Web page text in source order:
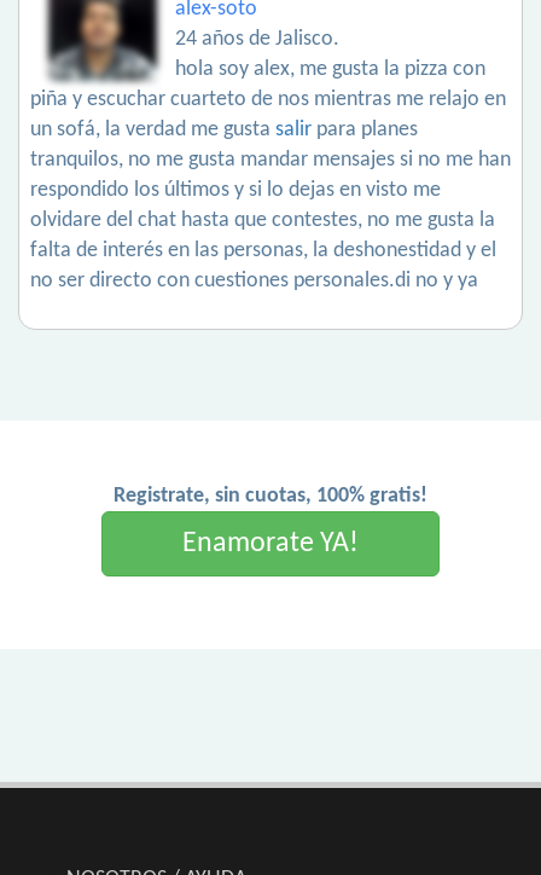
alex-soto
24 años de Jalisco.
hola soy alex, me gusta la pizza con
piña y escuchar cuarteto de nos mientras me relajo en
un sofá, la verdad me gusta salir para planes
tranquilos, no me gusta mandar mensajes si no me han
respondido los últimos y si lo dejas en visto me
olvidare del chat hasta que contestes, no me gusta la
falta de interés en las personas, la deshonestidad y el
no ser directo con cuestiones personales.di no y ya
Registrate, sin cuotas, 100% gratis!
Enamorate YA!